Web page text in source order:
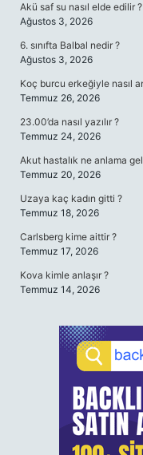
Akü saf su nasıl elde edilir ?
Ağustos 3, 2026
6. sınıfta Balbal nedir ?
Ağustos 3, 2026
Koç burcu erkeğiyle nasıl
Temmuz 26, 2026
23.00’da nasıl yazılır ?
Temmuz 24, 2026
Akut hastalık ne anlama
Temmuz 20, 2026
Uzaya kaç kadın gitti ?
Temmuz 18, 2026
Carlsberg kime aittir ?
Temmuz 17, 2026
Kova kimle anlaşır ?
Temmuz 14, 2026